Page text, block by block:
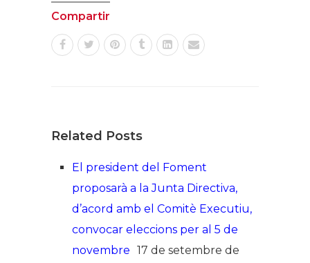
Compartir
Related Posts
El president del Foment
proposarà a la Junta Directiva,
d’acord amb el Comitè Executiu,
convocar eleccions per al 5 de
novembre 17 de setembre de